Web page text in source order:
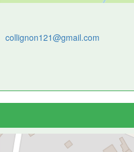
collignon121@gmail.com